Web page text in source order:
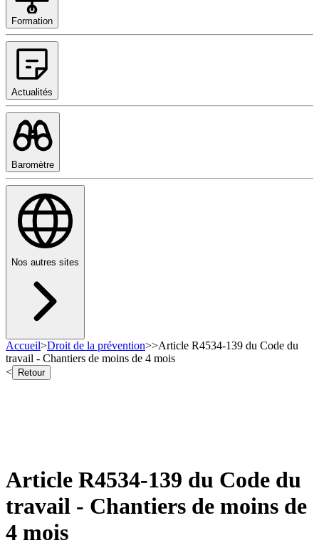
Formation
Actualités
Baromètre
Nos autres sites
Accueil>Droit de la prévention>>Article R4534-139 du Code du
travail - Chantiers de moins de 4 mois
<
Retour
Article R4534-139 du Code du
travail - Chantiers de moins de
4 mois